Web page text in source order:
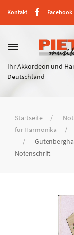
Kontakt Facebook
dehaze
Ihr Akkordeon und
Deutschland
Startseite
für Harmonika
Notenschrift